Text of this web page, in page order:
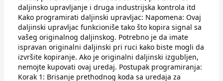
daljinsko upravljanje i druga industrijska kontrola itd
Kako programirati daljinski upravljac: Napomena: Ovaj
daljinski upravljac funkcioniše tako što kopira signal sa
vašeg originalnog daljinskog. Potrebno je da imate
ispravan originalni daljinski pri ruci kako biste mogli da
izvršite kopiranje. Ako je originalni daljinski izgubljen,
nemojte kupovati ovaj uredaj. Postupak programiranja:
Korak 1: Brisanje prethodnog koda sa uredaja za